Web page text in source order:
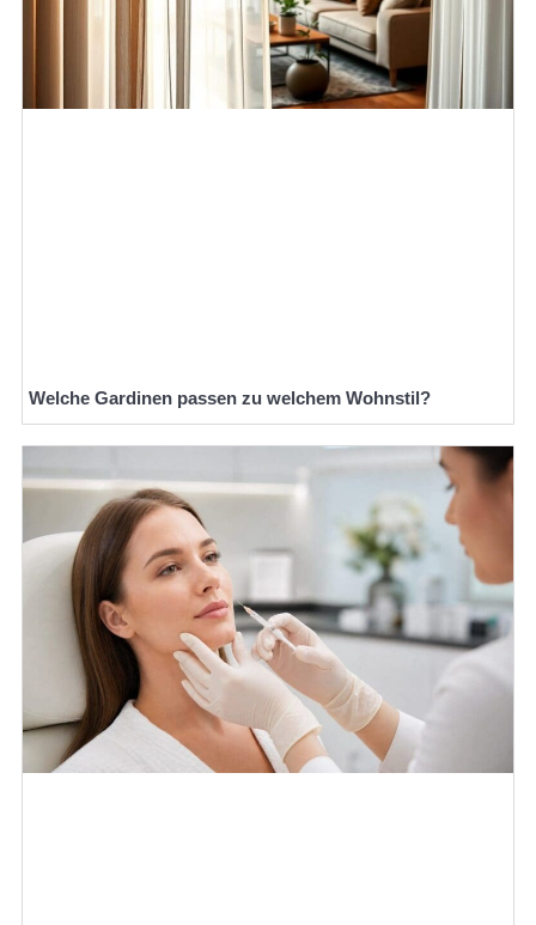
Welche Gardinen passen zu welchem Wohnstil?